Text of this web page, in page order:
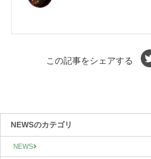
NEWSのカテゴリ
NEWS
この記事をシェアする